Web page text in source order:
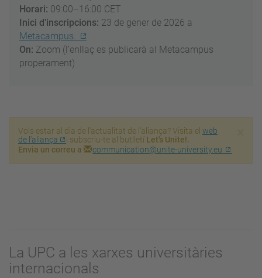
Horari: 09:00–16:00 CET
Inici d’inscripcions: 23 de gener de 2026 a
Metacampus.
On: Zoom (l’enllaç es publicarà al Metacampus
properament)
Vols estar al dia de l'actualitat de l'aliança? Visita el web
de l'aliança
i subscriu-te al butlletí Let's Unite!.
Envia un correu a
communication@unite-university.eu
La UPC a les xarxes universitàries
internacionals